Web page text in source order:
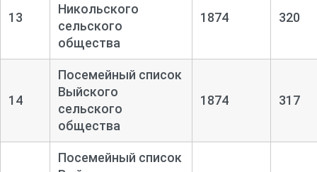
13
Никольского
сельского
общества
1874 320
14
Посемейный список
Выйского
сельского
общества
1874 317
Посемейный список